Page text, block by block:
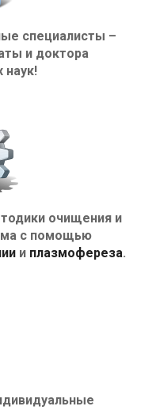
специалисты –
и доктора
наук!
очищения и
с помощью
и плазмофереза.